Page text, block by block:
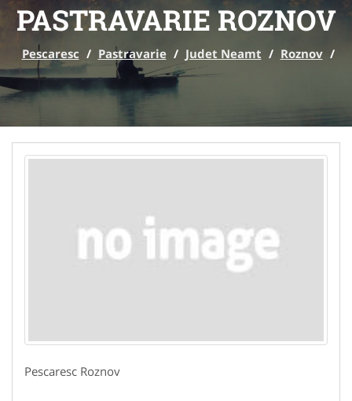
PASTRAVARIE ROZNOV
Pescaresc / Pastravarie / Judet Neamt / Roznov /
Pescaresc Roznov